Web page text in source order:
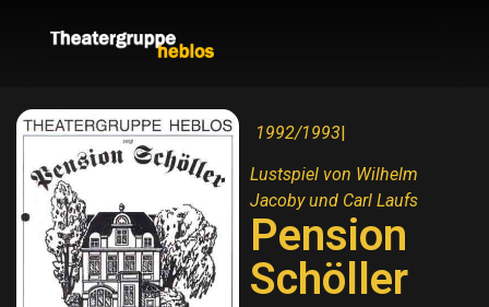
1992/1993|
Lustspiel von Wilhelm
Jacoby und Carl Laufs
Pension
Schöller